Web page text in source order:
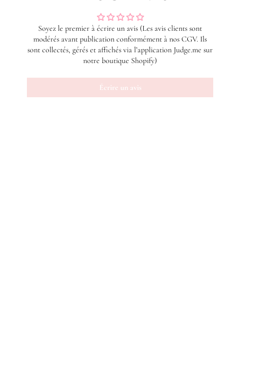
Soyez le premier à écrire un avis (Les avis clients sont
modérés avant publication conformément à nos CGV. Ils
sont collectés, gérés et affichés via l’application Judge.me sur
notre boutique Shopify)
Écrire un avis